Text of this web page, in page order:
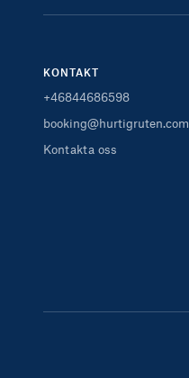
KONTAKT
+46844686598
booking@hurtigruten.com
Kontakta oss